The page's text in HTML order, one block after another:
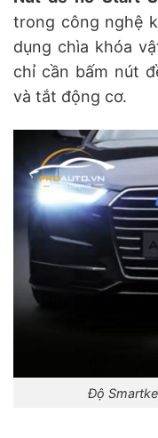
trong công nghệ
dụng chìa khóa
chỉ cần bấm nút
và tắt động cơ.
Độ